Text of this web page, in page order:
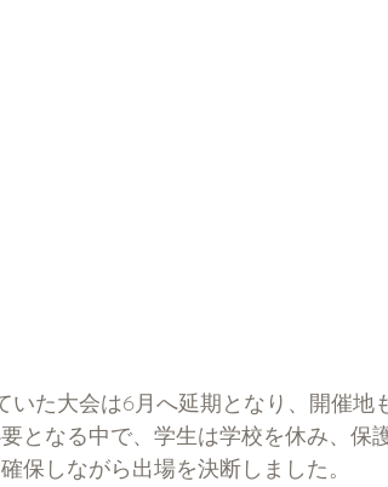
いた大会は6月へ延期となり、開催
となる中で、学生は学校を休み、保
保しながら出場を決断しました。